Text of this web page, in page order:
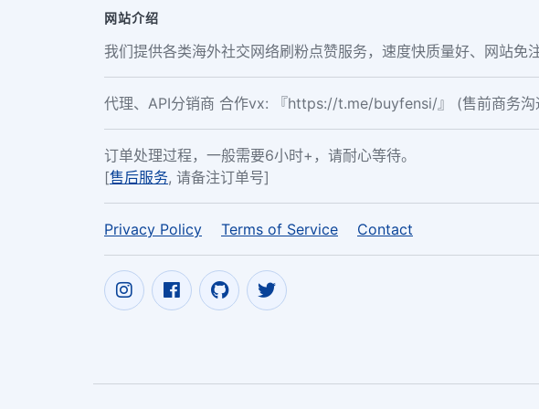
网站介绍
我们提供各类海外社交网络刷粉点赞服务，速度快质量好、网站免
代理、API分销商 合作vx: 『https://t.me/buyfensi/』 (售前商务沟
订单处理过程，一般需要6小时+，请耐心等待。
[售后服务, 请备注订单号]
Privacy Policy Terms of Service Contact